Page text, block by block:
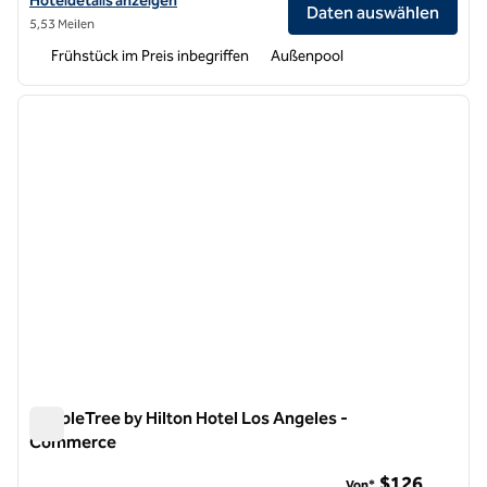
5,53 Meilen
Daten auswählen
Frühstück im Preis inbegriffen Außenpool
1 von 11
DoubleTree by Hilton Hotel Los Angeles -
Commerce